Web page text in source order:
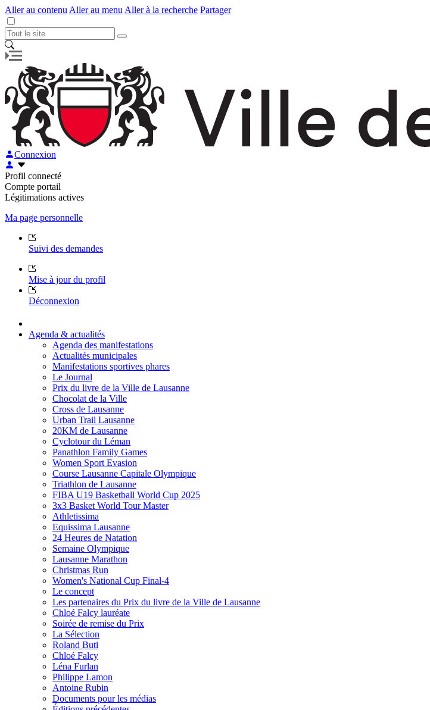
Aller au contenu Aller au menu Aller à la recherche Partager
Connexion
Profil connecté
Compte portail
Légitimations actives
Ma page personnelle
Suivi des demandes
Mise à jour du profil
Déconnexion
Agenda & actualités
Agenda des manifestations
Actualités municipales
Manifestations sportives phares
Le Journal
Prix du livre de la Ville de Lausanne
Chocolat de la Ville
Cross de Lausanne
Urban Trail Lausanne
20KM de Lausanne
Cyclotour du Léman
Panathlon Family Games
Women Sport Evasion
Course Lausanne Capitale Olympique
Triathlon de Lausanne
FIBA U19 Basketball World Cup 2025
3x3 Basket World Tour Master
Athletissima
Equissima Lausanne
24 Heures de Natation
Semaine Olympique
Lausanne Marathon
Christmas Run
Women's National Cup Final-4
Le concept
Les partenaires du Prix du livre de la Ville de Lausanne
Chloé Falcy lauréate
Soirée de remise du Prix
La Sélection
Roland Buti
Chloé Falcy
Léna Furlan
Philippe Lamon
Antoine Rubin
Documents pour les médias